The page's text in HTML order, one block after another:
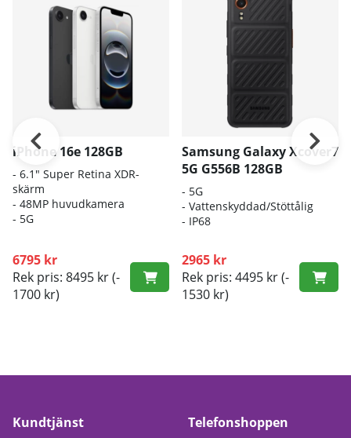
iPhone 16e 128GB
- 6.1″ Super Retina XDR-
skärm
- 48MP huvudkamera
- 5G
6795 kr
Rek pris: 8495 kr(-
1700 kr)
Samsung Galaxy Xcover7
5G G556B 128GB
- 5G
- Vattenskyddad/Stöttålig
- IP68
2965 kr
Rek pris: 4495 kr(-
1530 kr)
Kundtjänst
Telefonshoppen